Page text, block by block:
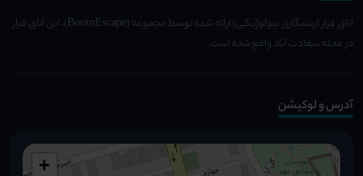
اتاق فرار (رستگاری بیولوژیکی) ارائه شده توسط مجموعه (BoomEscape)، این اتاق فرار
در محله سعادت آباد واقع شده است.
آدرس و لوکیشن
+